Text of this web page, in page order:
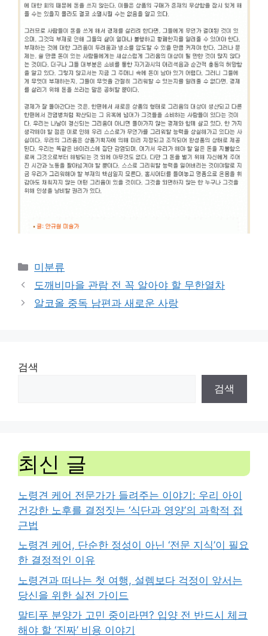
Categories
미분류
도깨비마을 관람 전 꼭 알아야 할 무한열차
알코올 중독 남편과 새로운 사랑
검색
검색
최신 글
노령견 케어 전문가가 들려주는 이야기: 우리 아이
건강한 노후를 결정짓는 ‘식단과 영양’의 과학적 접
근법
노령견 케어, 단순한 정성이 아닌 ‘전문 지식’이 필요
한 결정적인 이유
노령견과 떠나는 첫 여행, 설렘보다 걱정이 앞서는
당신을 위한 실전 가이드
말티푸 분양가 고민 중이라면? 입양 전 반드시 체크
해야 할 ‘진짜’ 비용 이야기